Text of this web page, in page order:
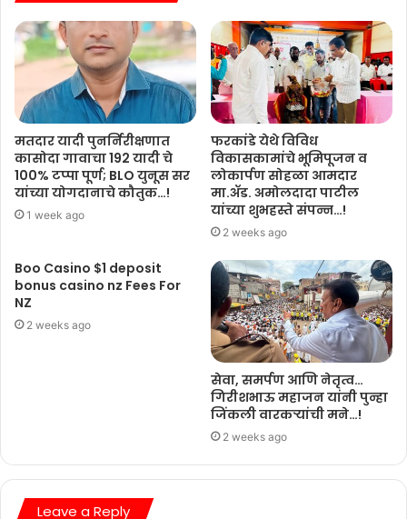
मतदार यादी पुनर्निरीक्षणात
कासोदा गावाचा 192 यादी चे
100% टप्पा पूर्ण; BLO युनूस सर
यांच्या योगदानाचे कौतुक…!
1 week ago
फरकांडे येथे विविध
विकासकामांचे भूमिपूजन व
लोकार्पण सोहळा आमदार
मा.ॲड. अमोलदादा पाटील
यांच्या शुभहस्ते संपन्न…!
2 weeks ago
Boo Casino $1 deposit
bonus casino nz Fees For
NZ
2 weeks ago
सेवा, समर्पण आणि नेतृत्व…
गिरीशभाऊ महाजन यांनी पुन्हा
जिंकली वारकऱ्यांची मने…!
2 weeks ago
Leave a Reply